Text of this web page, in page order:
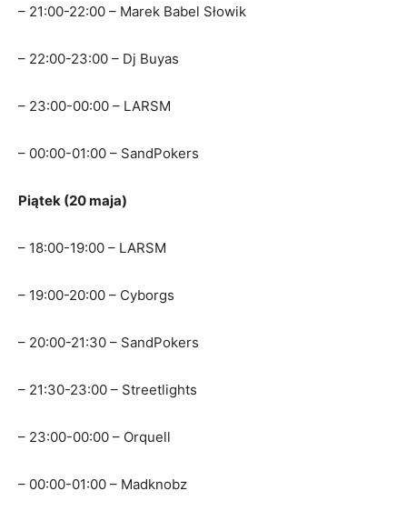
– 21:00-22:00 – Marek Babel Słowik
– 22:00-23:00 – Dj Buyas
– 23:00-00:00 – LARSM
– 00:00-01:00 – SandPokers
Piątek (20 maja)
– 18:00-19:00 – LARSM
– 19:00-20:00 – Cyborgs
– 20:00-21:30 – SandPokers
– 21:30-23:00 – Streetlights
– 23:00-00:00 – Orquell
– 00:00-01:00 – Madknobz